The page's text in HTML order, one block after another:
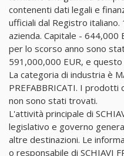
contenenti dati legali e
ufficiali dal Registro
azienda. Capitale - 644,000
per lo scorso anno sono
591,000,000 EUR, e
La categoria di industria è
PREFABBRICATI. I prodotti
non sono stati trovati.
L'attività principale di
legislativo e governo
altre destinazioni. Le
o responsabile di SCHIAVI